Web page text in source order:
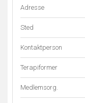
Adresse
Sted
Kontaktperson
Terapiformer
Medlemsorg.